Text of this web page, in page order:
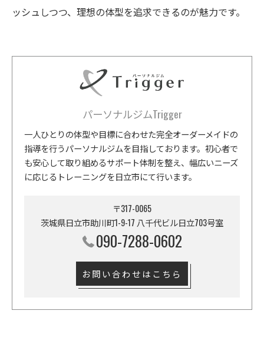
ッシュしつつ、理想の体型を追求できるのが魅力です。
パーソナルジムTrigger
一人ひとりの体型や目標に合わせた完全オーダーメイドの
指導を行うパーソナルジムを目指しております。初心者で
も安心して取り組めるサポート体制を整え、幅広いニーズ
に応じるトレーニングを日立市にて行います。
〒317-0065
茨城県日立市助川町1-9-17 八千代ビル日立703号室
090-7288-0602
お問い合わせはこちら